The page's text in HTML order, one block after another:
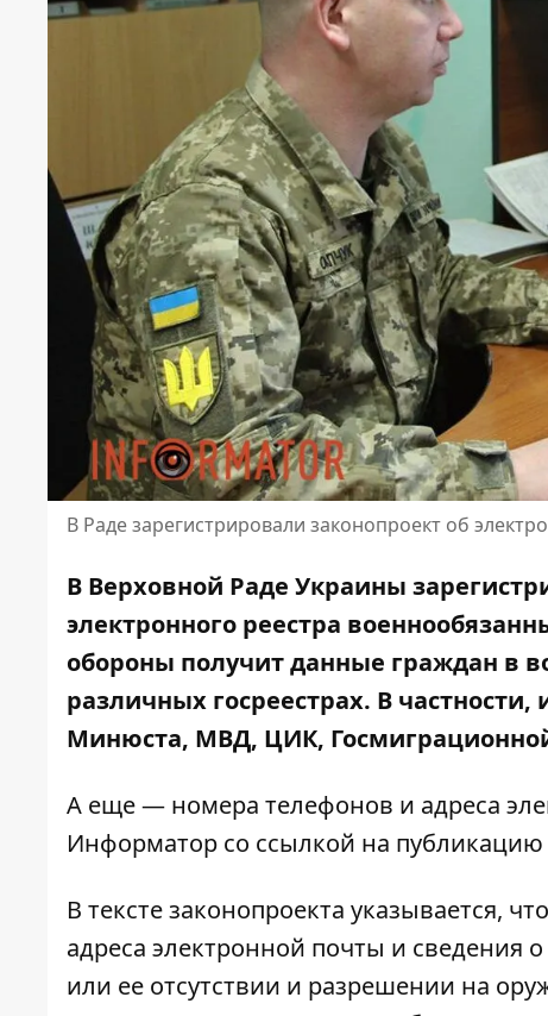
В Раде зарегистрировали законопроект об
В Верховной Раде Украины
электронного реестра
обороны получит данные граждан в
различных госреестрах. В
Минюста, МВД, ЦИК,
А еще — номера телефонов и адреса
Информатор со ссылкой на
В тексте законопроекта указывается,
адреса электронной почты и
или ее отсутствии и разрешении на